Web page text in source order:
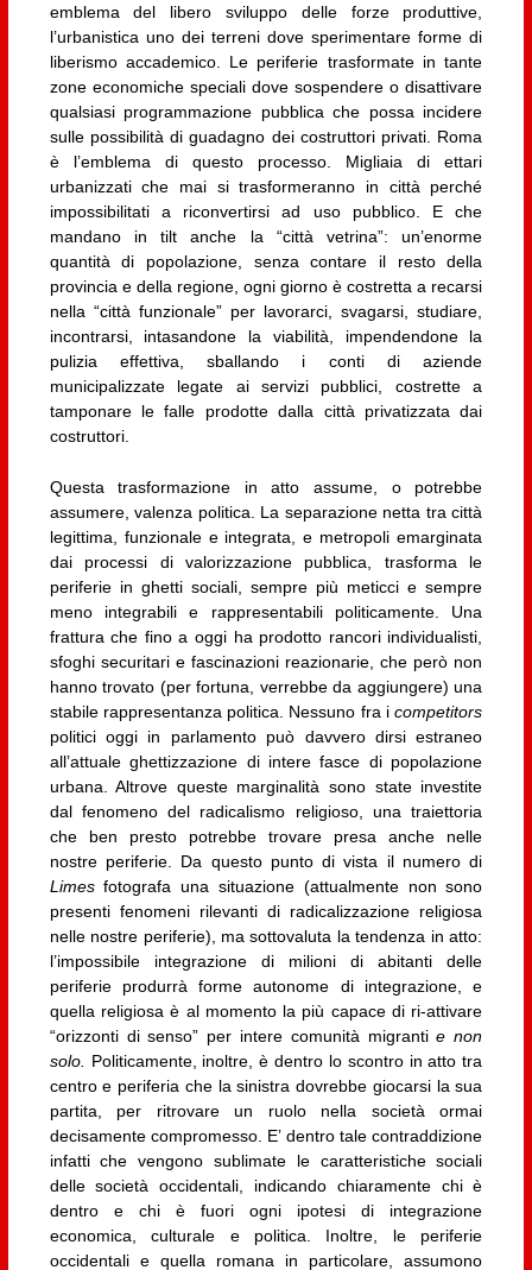
emblema del libero sviluppo delle forze produttive,
l’urbanistica uno dei terreni dove sperimentare forme di
liberismo accademico. Le periferie trasformate in tante
zone economiche speciali dove sospendere o disattivare
qualsiasi programmazione pubblica che possa incidere
sulle possibilità di guadagno dei costruttori privati. Roma
è l’emblema di questo processo. Migliaia di ettari
urbanizzati che mai si trasformeranno in città perché
impossibilitati a riconvertirsi ad uso pubblico. E che
mandano in tilt anche la “città vetrina”: un’enorme
quantità di popolazione, senza contare il resto della
provincia e della regione, ogni giorno è costretta a recarsi
nella “città funzionale” per lavorarci, svagarsi, studiare,
incontrarsi, intasandone la viabilità, impendendone la
pulizia effettiva, sballando i conti di aziende
municipalizzate legate ai servizi pubblici, costrette a
tamponare le falle prodotte dalla città privatizzata dai
costruttori.
Questa trasformazione in atto assume, o potrebbe
assumere, valenza politica. La separazione netta tra città
legittima, funzionale e integrata, e metropoli emarginata
dai processi di valorizzazione pubblica, trasforma le
periferie in ghetti sociali, sempre più meticci e sempre
meno integrabili e rappresentabili politicamente. Una
frattura che fino a oggi ha prodotto rancori individualisti,
sfoghi securitari e fascinazioni reazionarie, che però non
hanno trovato (per fortuna, verrebbe da aggiungere) una
stabile rappresentanza politica. Nessuno fra icompetitors
politici oggi in parlamento può davvero dirsi estraneo
all’attuale ghettizzazione di intere fasce di popolazione
urbana. Altrove queste marginalità sono state investite
dal fenomeno del radicalismo religioso, una traiettoria
che ben presto potrebbe trovare presa anche nelle
nostre periferie. Da questo punto di vista il numero di
Limesfotografa una situazione (attualmente non sono
presenti fenomeni rilevanti di radicalizzazione religiosa
nelle nostre periferie), ma sottovaluta la tendenza in atto:
l’impossibile integrazione di milioni di abitanti delle
periferie produrrà forme autonome di integrazione, e
quella religiosa è al momento la più capace di ri-attivare
“orizzonti di senso” per intere comunità migrantie non
solo. Politicamente, inoltre, è dentro lo scontro in atto tra
centro e periferia che la sinistra dovrebbe giocarsi la sua
partita, per ritrovare un ruolo nella società ormai
decisamente compromesso. E’ dentro tale contraddizione
infatti che vengono sublimate le caratteristiche sociali
delle società occidentali, indicando chiaramente chi è
dentro e chi è fuori ogni ipotesi di integrazione
economica, culturale e politica. Inoltre, le periferie
occidentali e quella romana in particolare, assumono